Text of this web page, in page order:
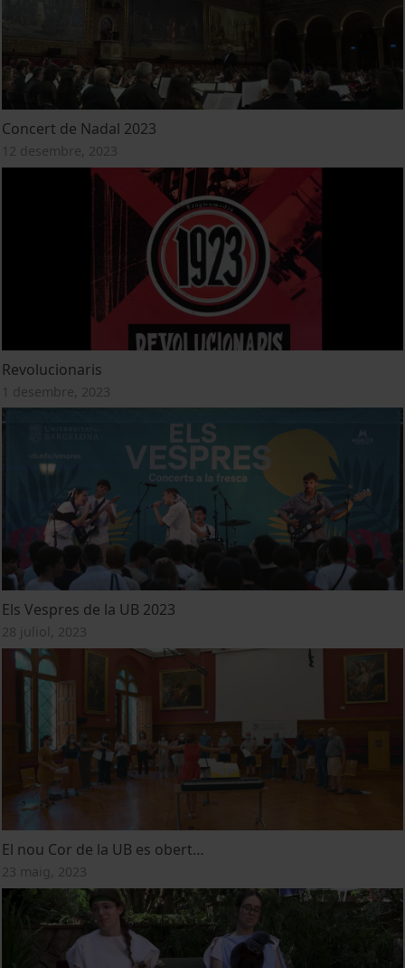
Concert de Nadal 2023
12 desembre, 2023
Revolucionaris
1 desembre, 2023
Els Vespres de la UB 2023
28 juliol, 2023
El nou Cor de la UB es obert…
23 maig, 2023